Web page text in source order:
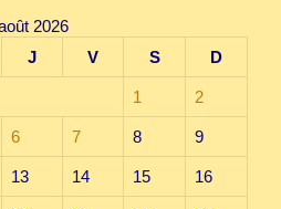
2026
J V S D
1 2
6 7 8 9
13 14 15 16